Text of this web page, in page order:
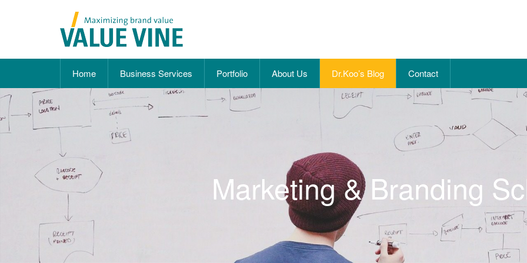
Home Business Services Portfolio About Us Dr.Koo’s Blog Contact
Marketing & Branding